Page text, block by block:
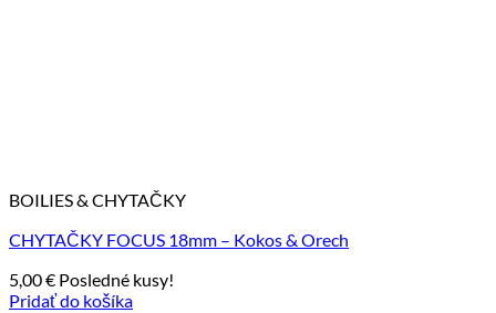
BOILIES & CHYTAČKY
CHYTAČKY FOCUS 18mm – Kokos & Orech
5,00€ Posledné kusy!
Pridať do košíka